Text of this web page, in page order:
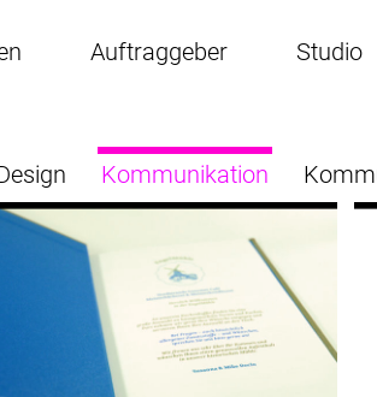
Auftraggeber Studio
Kommunikation